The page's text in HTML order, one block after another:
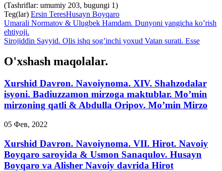
(Tashriflar: umumiy 203, bugungi 1)
Teg(lar) Ersin TeresHusayn Boyqaro
Umarali Normatov & Ulugbek Hamdam. Dunyoni yangicha ko’rish
ehtiyoji.
Sirojiddin Sayyid. Olis ishq sog’inchi yoхud Vatan surati. Esse
O'xshash maqolalar.
Xurshid Davron. Navoiynoma. XIV. Shahzodalar
isyoni. Badiuzzamon mirzoga maktublar. Mo’min
mirzoning qatli & Abdulla Oripov. Mo’min Mirzo
05 Фев, 2022
Xurshid Davron. Navoiynoma. VII. Hirot. Navoiy
Boyqaro saroyida & Usmon Sanaqulov. Husayn
Boyqaro va Alisher Navoiy davrida Hirot